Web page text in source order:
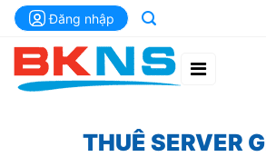
Chuyển
đến
dung
Đăng nhập
THUÊ SERVER